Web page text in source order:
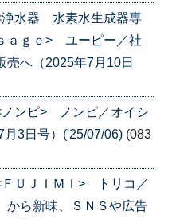
水器 水素水生成器専
ｇｅ> ユーピー／社
売へ（2025年7月10日
ンピ> ノンピ／オイシ
月3日号）('25/07/06) (083
ＵＪＩＭＩ> トリコ／
から新味、ＳＮＳや広告